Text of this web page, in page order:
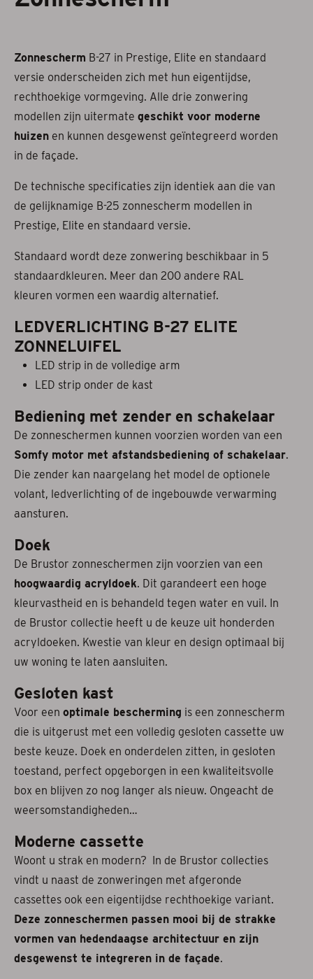
Over ons
Acties
Afspraak maken
Contact
Zonnescherm B-27 in Prestige, Elite en standaard
versie onderscheiden zich met hun eigentijdse,
rechthoekige vormgeving. Alle drie zonwering
modellen zijn uitermate geschikt voor moderne
huizen en kunnen desgewenst geïntegreerd worden
in de façade.
De technische specificaties zijn identiek aan die van
de gelijknamige B-25 zonnescherm modellen in
Prestige, Elite en standaard versie.
Standaard wordt deze zonwering beschikbaar in 5
standaardkleuren. Meer dan 200 andere RAL
kleuren vormen een waardig alternatief.
LEDVERLICHTING B-27 ELITE
ZONNELUIFEL
LED strip in de volledige arm
LED strip onder de kast
Bediening met zender en schakelaar
De zonneschermen kunnen voorzien worden van een
Somfy motor met afstandsbediening of schakelaar.
Die zender kan naargelang het model de optionele
volant, ledverlichting of de ingebouwde verwarming
aansturen.
Doek
De Brustor zonneschermen zijn voorzien van een
hoogwaardig acryldoek. Dit garandeert een hoge
kleurvastheid en is behandeld tegen water en vuil. In
de Brustor collectie heeft u de keuze uit honderden
acryldoeken. Kwestie van kleur en design optimaal bij
uw woning te laten aansluiten.
Gesloten kast
Voor een optimale bescherming is een zonnescherm
die is uitgerust met een volledig gesloten cassette uw
beste keuze. Doek en onderdelen zitten, in gesloten
toestand, perfect opgeborgen in een kwaliteitsvolle
box en blijven zo nog langer als nieuw. Ongeacht de
weersomstandigheden…
Moderne cassette
Woont u strak en modern? In de Brustor collecties
vindt u naast de zonweringen met afgeronde
cassettes ook een eigentijdse rechthoekige variant.
Deze zonneschermen passen mooi bij de strakke
vormen van hedendaagse architectuur en zijn
desgewenst te integreren in de façade.